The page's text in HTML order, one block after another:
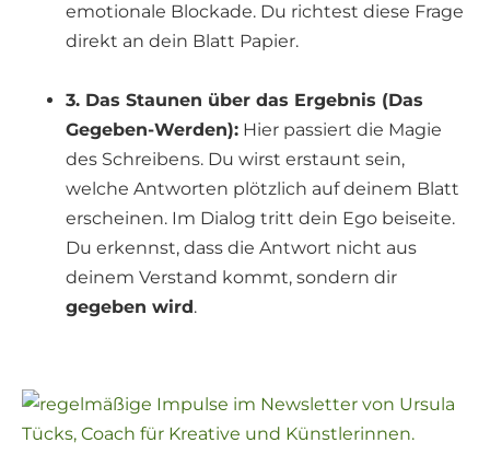
emotionale Blockade. Du richtest diese Frage
direkt an dein Blatt Papier.
3. Das Staunen über das Ergebnis (Das
Gegeben-Werden): Hier passiert die Magie
des Schreibens. Du wirst erstaunt sein,
welche Antworten plötzlich auf deinem Blatt
erscheinen. Im Dialog tritt dein Ego beiseite.
Du erkennst, dass die Antwort nicht aus
deinem Verstand kommt, sondern dir
gegeben wird.